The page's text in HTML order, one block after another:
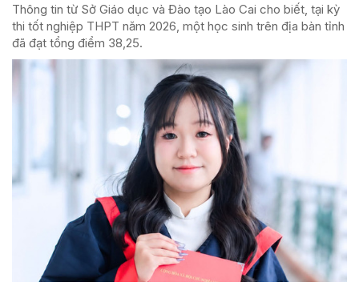
Thông tin từ Sở Giáo dục và Đào tạo Lào Cai cho biết, tại kỳ
thi tốt nghiệp THPT năm 2026, một học sinh trên địa bàn tỉnh
đã đạt tổng điểm 38,25.